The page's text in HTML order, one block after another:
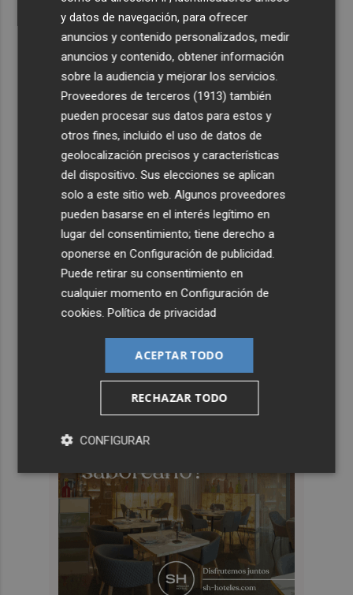
y datos de navegación, para ofrecer
anuncios y contenido personalizados, medir
anuncios y contenido, obtener información
sobre la audiencia y mejorar los servicios.
Proveedores de terceros (1913) también
pueden procesar sus datos para estos y
otros fines, incluido el uso de datos de
geolocalización precisos y características
del dispositivo. Sus elecciones se aplican
solo a este sitio web. Algunos proveedores
pueden basarse en el interés legítimo en
lugar del consentimiento; tiene derecho a
oponerse enConfiguración de publicidad.
Puede retirar su consentimiento en
cualquier momento enConfiguración de
cookies.Política de privacidad
ACEPTAR TODO
RECHAZAR TODO
CONFIGURAR